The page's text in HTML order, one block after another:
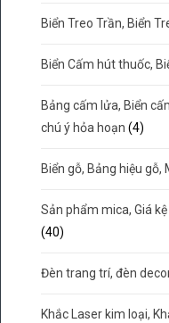
Biển Treo Trần, Biển
Biển Cấm hút thuốc,
Bảng cấm lửa, Biển
chú ý hỏa hoạn (4)
Biển gỗ, Bảng hiệu
Sản phẩm mica, Giá
(40)
Đèn trang trí, đèn
Khắc Laser kim loại,